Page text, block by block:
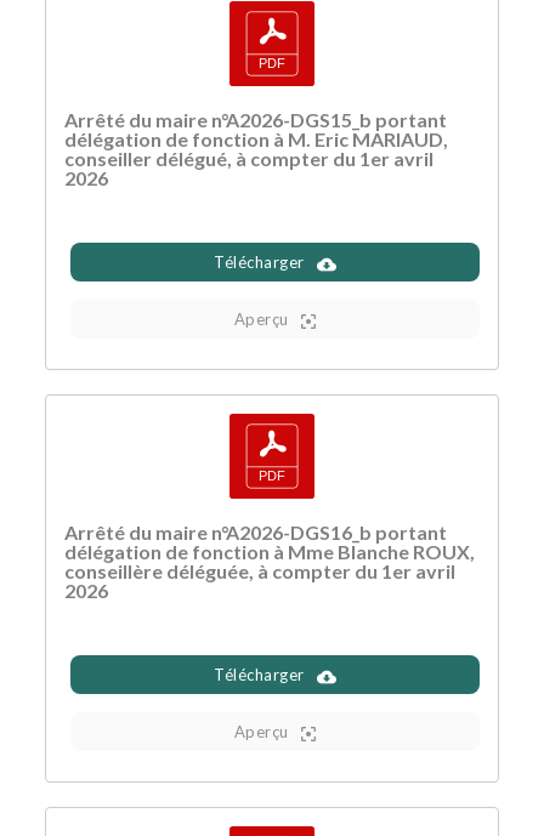
Arrêté du maire n°A2026-DGS15_b portant
délégation de fonction à M. Eric MARIAUD,
conseiller délégué, à compter du 1er avril
2026
Télécharger
Aperçu
Arrêté du maire n°A2026-DGS16_b portant
délégation de fonction à Mme Blanche ROUX,
conseillère déléguée, à compter du 1er avril
2026
Télécharger
Aperçu